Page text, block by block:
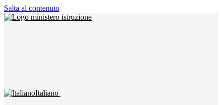
Salta al contenuto
Italiano